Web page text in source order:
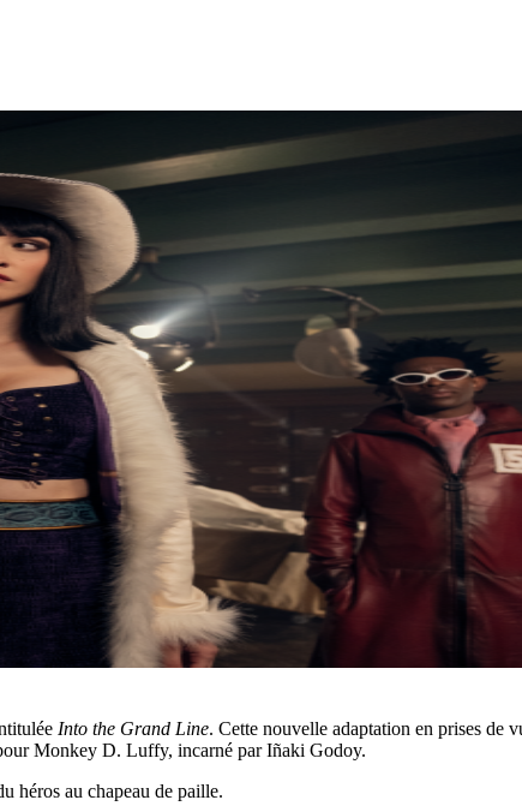
Into the Grand Line. Cette nouvelle adaptation en prises de
Monkey D. Luffy, incarné par Iñaki Godoy.
héros au chapeau de paille.